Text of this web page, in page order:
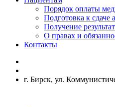
Порядок оплаты
Подготовка к сдаче
Получение
О правах и
Контакты
г. Бирск, ул.